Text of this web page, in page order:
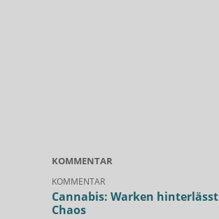
KOMMENTAR
KOMMENTAR
Cannabis: Warken hinterlässt
Chaos